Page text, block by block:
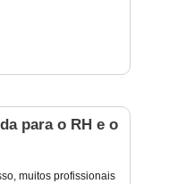
para o RH e o
muitos profissionais